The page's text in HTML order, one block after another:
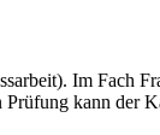
Im Fach
kann der